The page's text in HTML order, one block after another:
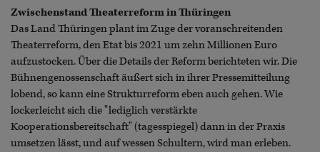
Zwischenstand Theaterreform in Thüringen
Das Land Thüringen plant im Zuge der voranschreitenden
Theaterreform, den Etat bis 2021 um zehn Millionen Euro
aufzustocken. Über die Details der Reform berichteten wir. Die
Bühnengenossenschaft äußert sich in ihrer Pressemitteilung
lobend, so kann eine Strukturreform eben auch gehen. Wie
lockerleicht sich die "lediglich verstärkte
Kooperationsbereitschaft" (tagesspiegel) dann in der Praxis
umsetzen lässt, und auf wessen Schultern, wird man erleben.